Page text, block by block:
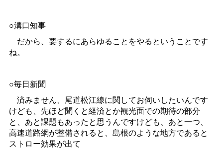
○溝口知事
だから、要するにあらゆることをやるということです
ね。
○毎日新聞
済みません、尾道松江線に関してお伺いしたいんです
けども、先ほど聞くと経済とか観光面での期待の部分
と、あと課題もあったと思うんですけども、あと一つ、
高速道路網が整備されると、島根のような地方であると
ストロー効果が出て